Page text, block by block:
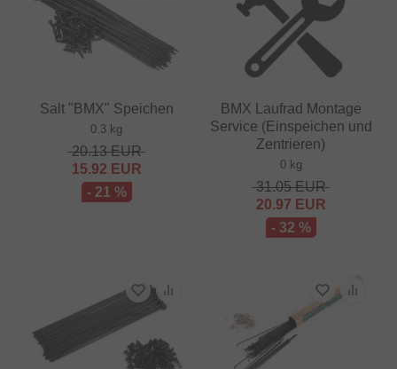
Salt "BMX" Speichen
0.3 kg
20.13EUR
15.92 EUR
- 21 %
BMX Laufrad Montage
Service (Einspeichen und
Zentrieren)
0 kg
31.05EUR
20.97 EUR
- 32 %